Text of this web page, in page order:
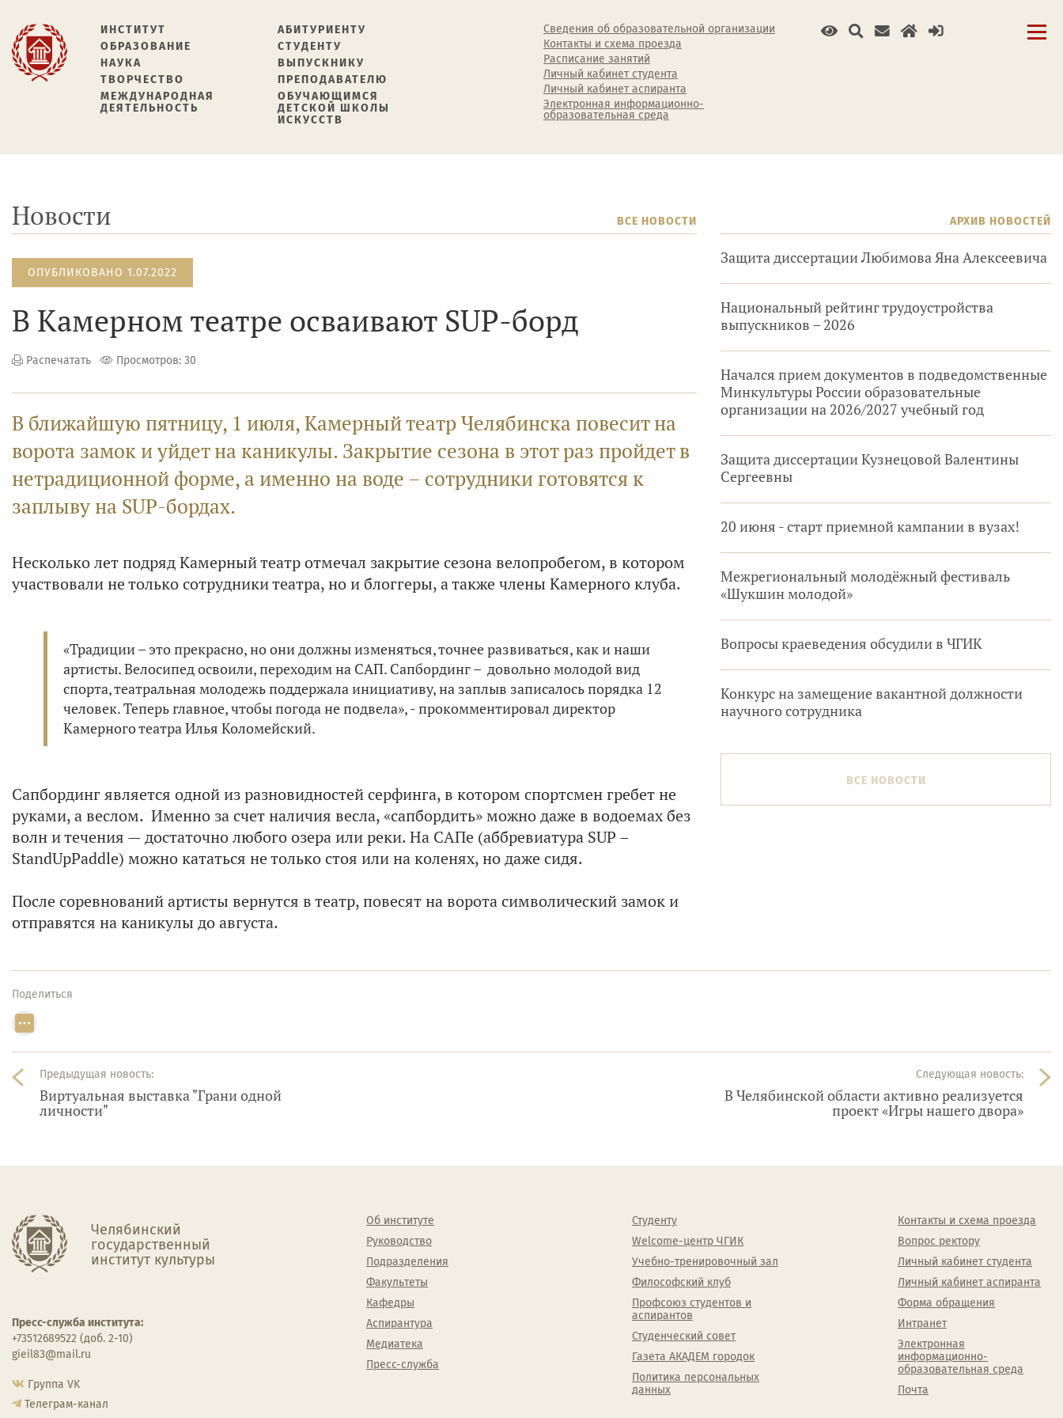
ИНСТИТУТ
ОБРАЗОВАНИЕ
НАУКА
ТВОРЧЕСТВО
МЕЖДУНАРОДНАЯ
ДЕЯТЕЛЬНОСТЬ
АБИТУРИЕНТУ
СТУДЕНТУ
ВЫПУСКНИКУ
ПРЕПОДАВАТЕЛЮ
ОБУЧАЮЩИМСЯ
ДЕТСКОЙ ШКОЛЫ
ИСКУССТВ
Сведения об образовательной организации
Контакты и схема проезда
Расписание занятий
Личный кабинет студента
Личный кабинет аспиранта
Электронная информационно-
образовательная среда
Новости ВСЕ НОВОСТИ
ОПУБЛИКОВАНО 1.07.2022
В Камерном театре осваивают SUP-борд
Распечатать Просмотров: 30
В ближайшую пятницу, 1 июля, Камерный театр Челябинска повесит на
ворота замок и уйдет на каникулы. Закрытие сезона в этот раз пройдет в
нетрадиционной форме, а именно на воде – сотрудники готовятся к
заплыву на SUP-бордах.
Несколько лет подряд Камерный театр отмечал закрытие сезона велопробегом, в котором
участвовали не только сотрудники театра, но и блоггеры, а также члены Камерного клуба.
«Традиции – это прекрасно, но они должны изменяться, точнее развиваться, как и наши
артисты. Велосипед освоили, переходим на САП. Сапбординг – довольно молодой вид
спорта, театральная молодежь поддержала инициативу, на заплыв записалось порядка 12
человек. Теперь главное, чтобы погода не подвела», - прокомментировал директор
Камерного театра Илья Коломейский.
Сапбординг является одной из разновидностей серфинга, в котором спортсмен гребет не
руками, а веслом. Именно за счет наличия весла, «сапбордить» можно даже в водоемах без
волн и течения — достаточно любого озера или реки. На САПе (аббревиатура SUP –
StandUpPaddle) можно кататься не только стоя или на коленях, но даже сидя.
После соревнований артисты вернутся в театр, повесят на ворота символический замок и
отправятся на каникулы до августа.
АРХИВ НОВОСТЕЙ
Защита диссертации Любимова Яна Алексеевича
Национальный рейтинг трудоустройства
выпускников – 2026
Начался прием документов в подведомственные
Минкультуры России образовательные
организации на 2026/2027 учебный год
Защита диссертации Кузнецовой Валентины
Сергеевны
20 июня - старт приемной кампании в вузах!
Межрегиональный молодёжный фестиваль
«Шукшин молодой»
Вопросы краеведения обсудили в ЧГИК
Конкурс на замещение вакантной должности
научного сотрудника
ВСЕ НОВОСТИ
Поделиться
Предыдущая новость:
Виртуальная выставка "Грани одной
личности"
Следующая новость:
В Челябинской области активно реализуется
проект «Игры нашего двора»
Челябинский
государственный
институт культуры
Пресс-служба института:
+73512689522 (доб. 2-10)
gieil83@mail.ru
Группа VK
Телеграм-канал
Об институте
Руководство
Подразделения
Факультеты
Кафедры
Аспирантура
Медиатека
Пресс-служба
Студенту
Welcome-центр ЧГИК
Учебно-тренировочный зал
Философский клуб
Профсоюз студентов и
аспирантов
Студенческий совет
Газета АКАДЕМ городок
Политика персональных
данных
Контакты и схема проезда
Вопрос ректору
Личный кабинет студента
Личный кабинет аспиранта
Форма обращения
Интранет
Электронная
информационно-
образовательная среда
Почта